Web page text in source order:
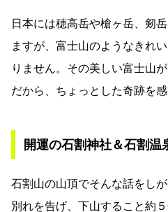
日本には穂高岳や槍ヶ岳、剱
ますが、富士山のようなきれ
りません。その美しい富士山
だから、ちょっとした奇跡を感
開運の石割神社＆石割温
石割山の山頂でそんな話をし
別れを告げ、下山すること約